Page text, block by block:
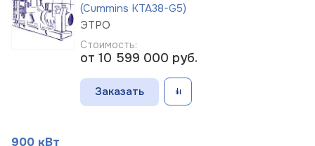
(Cummins KTA38-G5)
ЭТРО
Стоимость:
от 10 599 000 руб.
Заказать
900 кВт